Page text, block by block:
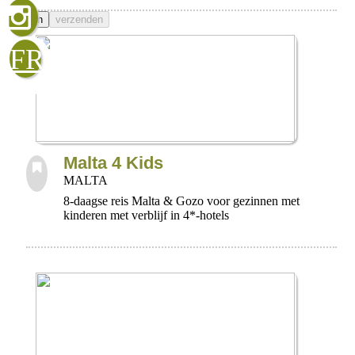
FR
sluiten verzenden
Malta 4 Kids
MALTA
8-daagse reis Malta & Gozo voor gezinnen met
kinderen met verblijf in 4*-hotels